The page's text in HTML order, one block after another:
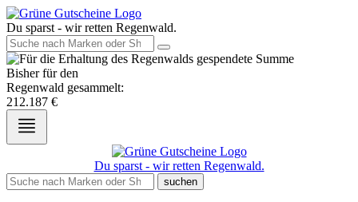
Du sparst - wir retten Regenwald.
Bisher für den
Regenwald gesammelt:
212.187 €
Du sparst - wir retten Regenwald.
suchen